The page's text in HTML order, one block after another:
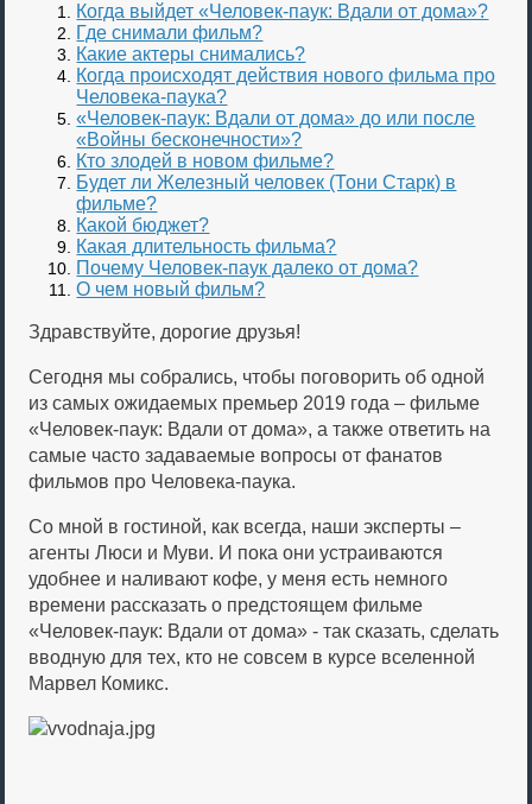
Когда выйдет «Человек-паук: Вдали от дома»?
Где снимали фильм?
Какие актеры снимались?
Когда происходят действия нового фильма про
Человека-паука?
«Человек-паук: Вдали от дома» до или после
«Войны бесконечности»?
Кто злодей в новом фильме?
Будет ли Железный человек (Тони Старк) в
фильме?
Какой бюджет?
Какая длительность фильма?
Почему Человек-паук далеко от дома?
О чем новый фильм?
Здравствуйте, дорогие друзья!
Сегодня мы собрались, чтобы поговорить об одной
из самых ожидаемых премьер 2019 года – фильме
«Человек-паук: Вдали от дома», а также ответить на
самые часто задаваемые вопросы от фанатов
фильмов про Человека-паука.
Со мной в гостиной, как всегда, наши эксперты –
агенты Люси и Муви. И пока они устраиваются
удобнее и наливают кофе, у меня есть немного
времени рассказать о предстоящем фильме
«Человек-паук: Вдали от дома» - так сказать, сделать
вводную для тех, кто не совсем в курсе вселенной
Марвел Комикс.